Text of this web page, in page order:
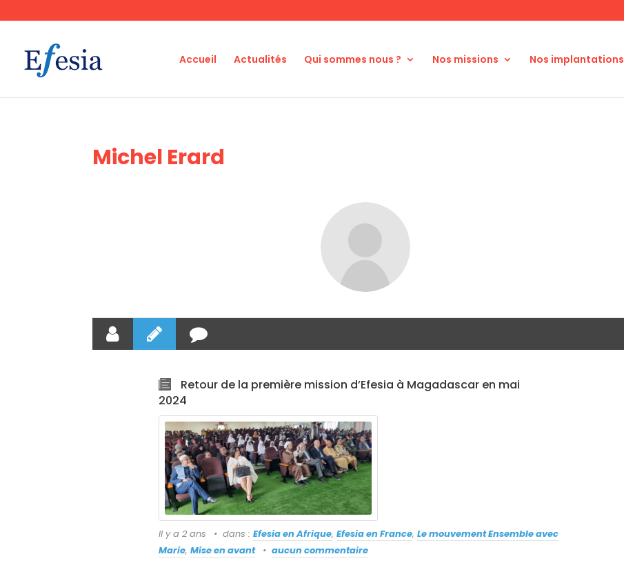
Accueil Actualités Qui sommes nous ? Nos missions Nos implantations
Michel Erard
Retour de la première mission d’Efesia à Magadascar en mai
2024
Il y a 2 ans dans :Efesia en Afrique,Efesia en France,Le mouvement Ensemble avec
Marie,Mise en avant aucun commentaire